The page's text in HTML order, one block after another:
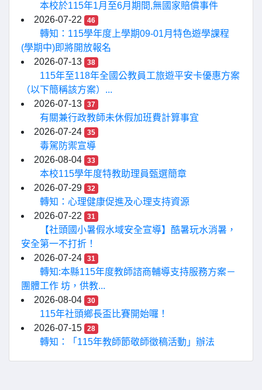
本校於115年1月至6月期間,無國家賠償事件
2026-07-22
46
轉知：115學年度上學期09-01月特色遊學課程
(學期中)即將開放報名
2026-07-13
38
115年至118年全國公教員工旅遊平安卡優惠方案
（以下簡稱該方案）...
2026-07-13
37
有關兼行政教師未休假加班費計算事宜
2026-07-24
35
毒駕防禦宣導
2026-08-04
33
本校115學年度特教助理員甄選簡章
2026-07-29
32
轉知：心理健康促進及心理支持資源
2026-07-22
31
【社頭國小暑假水域安全宣導】酷暑玩水消暑，
安全第一不打折！
2026-07-24
31
轉知:本縣115年度教師諮商輔導支持服務方案－
團體工作 坊，供教...
2026-08-04
30
115年社頭鄉長盃比賽開始囉！
2026-07-15
28
轉知：「115年教師節敬師徵稿活動」辦法